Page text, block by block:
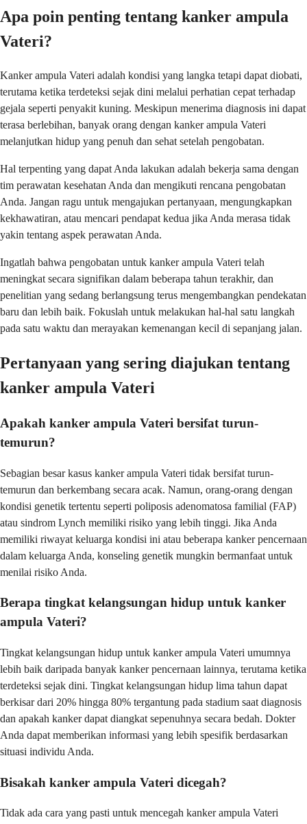
Apa poin penting tentang kanker ampula
Vateri?
Kanker ampula Vateri adalah kondisi yang langka tetapi dapat diobati,
terutama ketika terdeteksi sejak dini melalui perhatian cepat terhadap
gejala seperti penyakit kuning. Meskipun menerima diagnosis ini dapat
terasa berlebihan, banyak orang dengan kanker ampula Vateri
melanjutkan hidup yang penuh dan sehat setelah pengobatan.
Hal terpenting yang dapat Anda lakukan adalah bekerja sama dengan
tim perawatan kesehatan Anda dan mengikuti rencana pengobatan
Anda. Jangan ragu untuk mengajukan pertanyaan, mengungkapkan
kekhawatiran, atau mencari pendapat kedua jika Anda merasa tidak
yakin tentang aspek perawatan Anda.
Ingatlah bahwa pengobatan untuk kanker ampula Vateri telah
meningkat secara signifikan dalam beberapa tahun terakhir, dan
penelitian yang sedang berlangsung terus mengembangkan pendekatan
baru dan lebih baik. Fokuslah untuk melakukan hal-hal satu langkah
pada satu waktu dan merayakan kemenangan kecil di sepanjang jalan.
Pertanyaan yang sering diajukan tentang
kanker ampula Vateri
Apakah kanker ampula Vateri bersifat turun-
temurun?
Sebagian besar kasus kanker ampula Vateri tidak bersifat turun-
temurun dan berkembang secara acak. Namun, orang-orang dengan
kondisi genetik tertentu seperti poliposis adenomatosa familial (FAP)
atau sindrom Lynch memiliki risiko yang lebih tinggi. Jika Anda
memiliki riwayat keluarga kondisi ini atau beberapa kanker pencernaan
dalam keluarga Anda, konseling genetik mungkin bermanfaat untuk
menilai risiko Anda.
Berapa tingkat kelangsungan hidup untuk kanker
ampula Vateri?
Tingkat kelangsungan hidup untuk kanker ampula Vateri umumnya
lebih baik daripada banyak kanker pencernaan lainnya, terutama ketika
terdeteksi sejak dini. Tingkat kelangsungan hidup lima tahun dapat
berkisar dari 20% hingga 80% tergantung pada stadium saat diagnosis
dan apakah kanker dapat diangkat sepenuhnya secara bedah. Dokter
Anda dapat memberikan informasi yang lebih spesifik berdasarkan
situasi individu Anda.
Bisakah kanker ampula Vateri dicegah?
Tidak ada cara yang pasti untuk mencegah kanker ampula Vateri